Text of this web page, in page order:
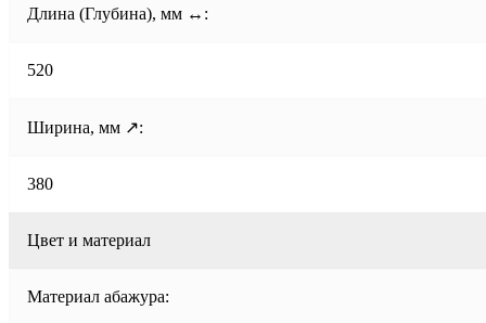
Длина (Глубина), мм ↔:
520
Ширина, мм ↗:
380
Цвет и материал
Материал абажура: